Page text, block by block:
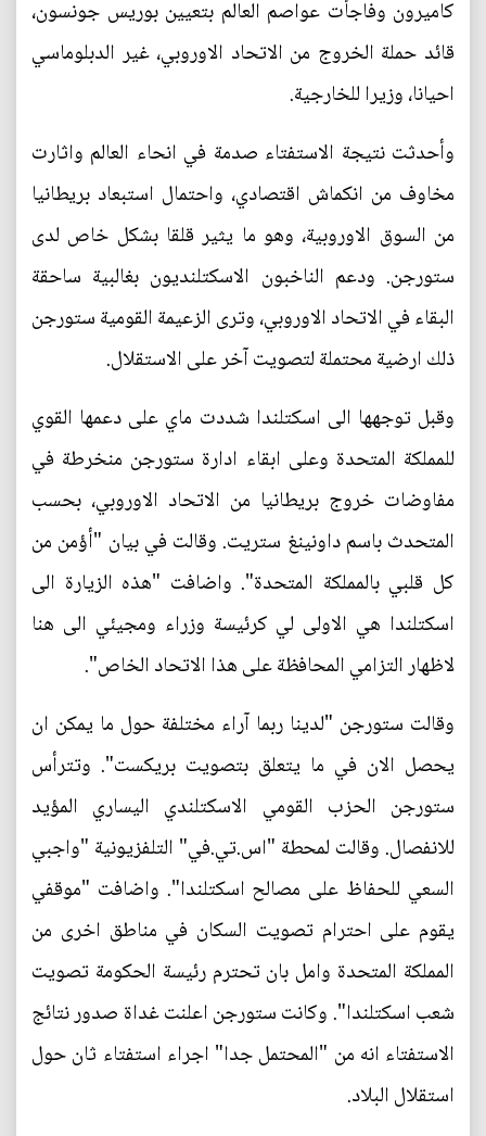
كاميرون وفاجأت عواصم العالم بتعيين بوريس جونسون،
قائد حملة الخروج من الاتحاد الاوروبي، غير الدبلوماسي
احيانا، وزيرا للخارجية.
وأحدثت نتيجة الاستفتاء صدمة في انحاء العالم واثارت
مخاوف من انكماش اقتصادي، واحتمال استبعاد بريطانيا
من السوق الاوروبية، وهو ما يثير قلقا بشكل خاص لدى
ستورجن. ودعم الناخبون الاسكتلنديون بغالبية ساحقة
البقاء في الاتحاد الاوروبي، وترى الزعيمة القومية ستورجن
ذلك ارضية محتملة لتصويت آخر على الاستقلال.
وقبل توجهها الى اسكتلندا شددت ماي على دعمها القوي
للمملكة المتحدة وعلى ابقاء ادارة ستورجن منخرطة في
مفاوضات خروج بريطانيا من الاتحاد الاوروبي، بحسب
المتحدث باسم داونينغ ستريت. وقالت في بيان "أؤمن من
كل قلبي بالمملكة المتحدة". واضافت "هذه الزيارة الى
اسكتلندا هي الاولى لي كرئيسة وزراء ومجيئي الى هنا
لاظهار التزامي المحافظة على هذا الاتحاد الخاص".
وقالت ستورجن "لدينا ربما آراء مختلفة حول ما يمكن ان
يحصل الان في ما يتعلق بتصويت بريكست". وتترأس
ستورجن الحزب القومي الاسكتلندي اليساري المؤيد
للانفصال. وقالت لمحطة "اس.تي.في" التلفزيونية "واجبي
السعي للحفاظ على مصالح اسكتلندا". واضافت "موقفي
يقوم على احترام تصويت السكان في مناطق اخرى من
المملكة المتحدة وامل بان تحترم رئيسة الحكومة تصويت
شعب اسكتلندا". وكانت ستورجن اعلنت غداة صدور نتائج
الاستفتاء انه من "المحتمل جدا" اجراء استفتاء ثان حول
استقلال البلاد.